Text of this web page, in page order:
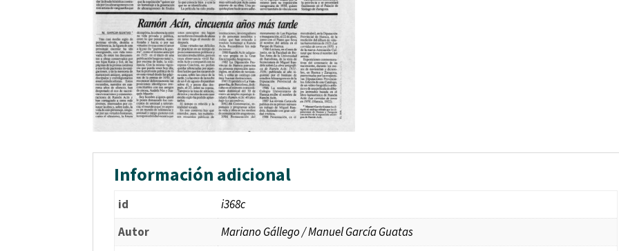
Información adicional
id
i368c
Autor
Mariano Gállego / Manuel García Guatas